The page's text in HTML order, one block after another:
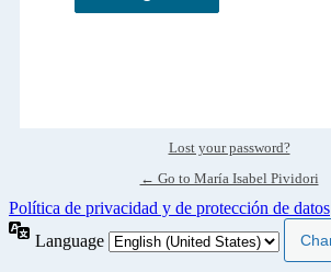
Lost your password?
← Go to María Isabel Pividori
Política de privacidad y de protección de datos
Language